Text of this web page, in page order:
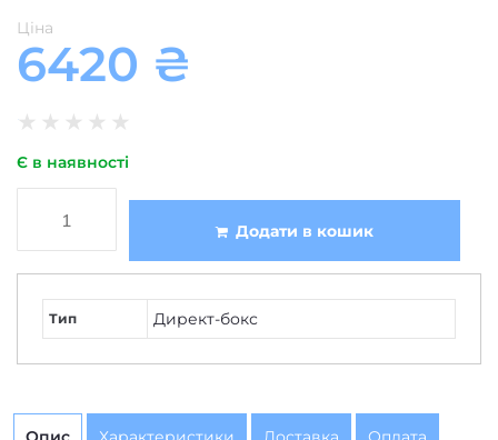
6420 ₴
★★ ★★ ★
Є в наявності
Додати в кошик